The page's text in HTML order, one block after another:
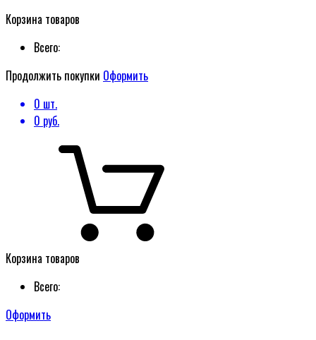
Корзина товаров
Всего:
Продолжить покупки Оформить
0 шт.
0 руб.
Корзина товаров
Всего:
Оформить